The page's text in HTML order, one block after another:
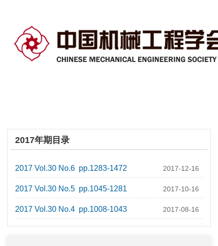
2017年期目录
2017 Vol.30 No.6 pp.1283-1472 2017-12-16
2017 Vol.30 No.5 pp.1045-1281 2017-10-16
2017 Vol.30 No.4 pp.1008-1043 2017-08-16